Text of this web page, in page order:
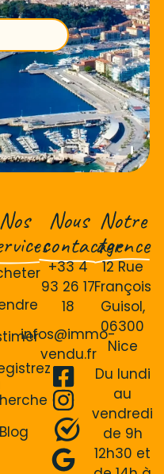
Nos
Blog
Nous
contacter
+33 4
93 26 17
18
infos@immo-
vendu.fr
Notre
agence
12 Rue
François
Guisol,
06300
Nice
Du lundi
au
vendredi
de 9h
12h30 et